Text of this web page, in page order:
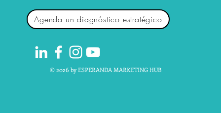
Agenda un diagnóstico estratégico
© 2026 by ESPERANDA MARKETING HUB